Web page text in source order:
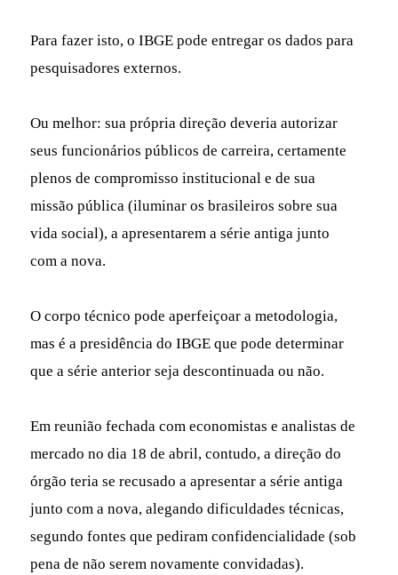
Para fazer isto, o IBGE pode entregar os dados para
pesquisadores externos.
Ou melhor: sua própria direção deveria autorizar
seus funcionários públicos de carreira, certamente
plenos de compromisso institucional e de sua
missão pública (iluminar os brasileiros sobre sua
vida social), a apresentarem a série antiga junto
com a nova.
O corpo técnico pode aperfeiçoar a metodologia,
mas é a presidência do IBGE que pode determinar
que a série anterior seja descontinuada ou não.
Em reunião fechada com economistas e analistas de
mercado no dia 18 de abril, contudo, a direção do
órgão teria se recusado a apresentar a série antiga
junto com a nova, alegando dificuldades técnicas,
segundo fontes que pediram confidencialidade (sob
pena de não serem novamente convidadas).